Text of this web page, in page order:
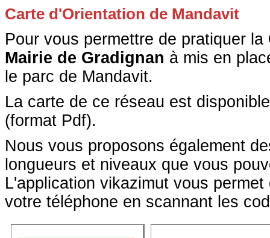
Carte d'Orientation de Mandavit
Pour vous permettre de pratiquer la
Mairie de Gradignan à mis en
le parc de Mandavit.
La carte de ce réseau est
(format Pdf).
Nous vous proposons également
longueurs et niveaux que vous
L'application vikazimut vous
votre téléphone en scannant les